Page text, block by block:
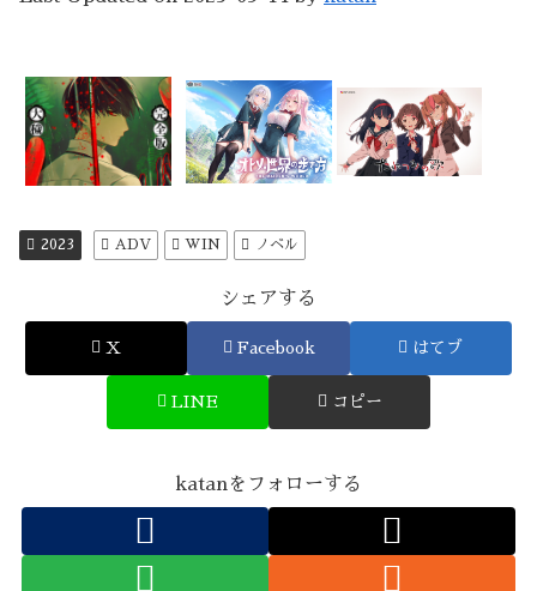
2023 ADV WIN ノベル
シェアする
X Facebook はてブ
LINE コピー
katanをフォローする